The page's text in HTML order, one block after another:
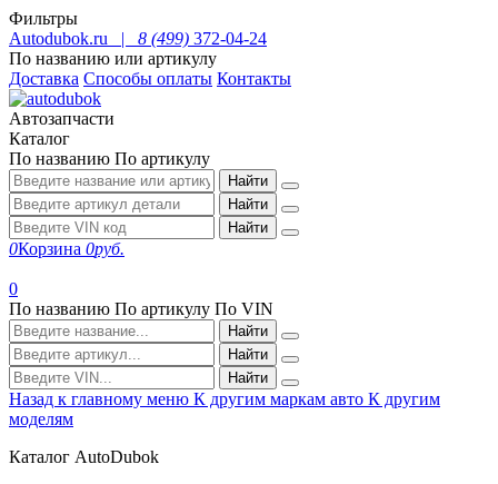
Фильтры
Autodubok.ru |
8 (499) 372-04-24
По названию или артикулу
Доставка Способы оплаты Контакты
Автозапчасти
Каталог
По названию По артикулу
Найти
Найти
Найти
0Корзина 0руб.
0
По названию По артикулу По VIN
Найти
Найти
Найти
Назад к главному меню К другим маркам авто К другим
моделям
Каталог AutoDubok